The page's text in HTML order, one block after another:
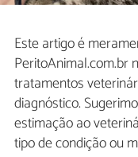
Este artigo é
PeritoAnimal.com.br
tratamentos
diagnóstico.
estimação ao
tipo de condição ou